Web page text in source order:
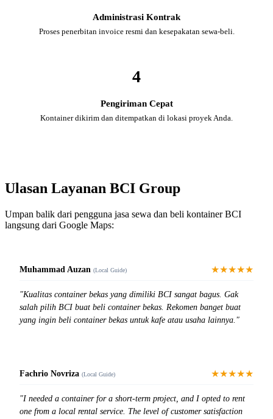
Administrasi Kontrak
Proses penerbitan invoice resmi dan kesepakatan sewa-beli.
4
Pengiriman Cepat
Kontainer dikirim dan ditempatkan di lokasi proyek Anda.
Ulasan Layanan BCI Group
Umpan balik dari pengguna jasa sewa dan beli kontainer BCI
langsung dari Google Maps:
Muhammad Auzan (Local Guide) ★★★★★
"Kualitas container bekas yang dimiliki BCI sangat bagus. Gak
salah pilih BCI buat beli container bekas. Rekomen banget buat
yang ingin beli container bekas untuk kafe atau usaha lainnya."
Fachrio Novriza (Local Guide) ★★★★★
"I needed a container for a short-term project, and I opted to rent
one from a local rental service. The level of customer satisfaction